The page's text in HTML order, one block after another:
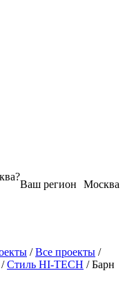
Москва
Ваш регион
?
/Все проекты /
/Стиль HI-TECH /Барн